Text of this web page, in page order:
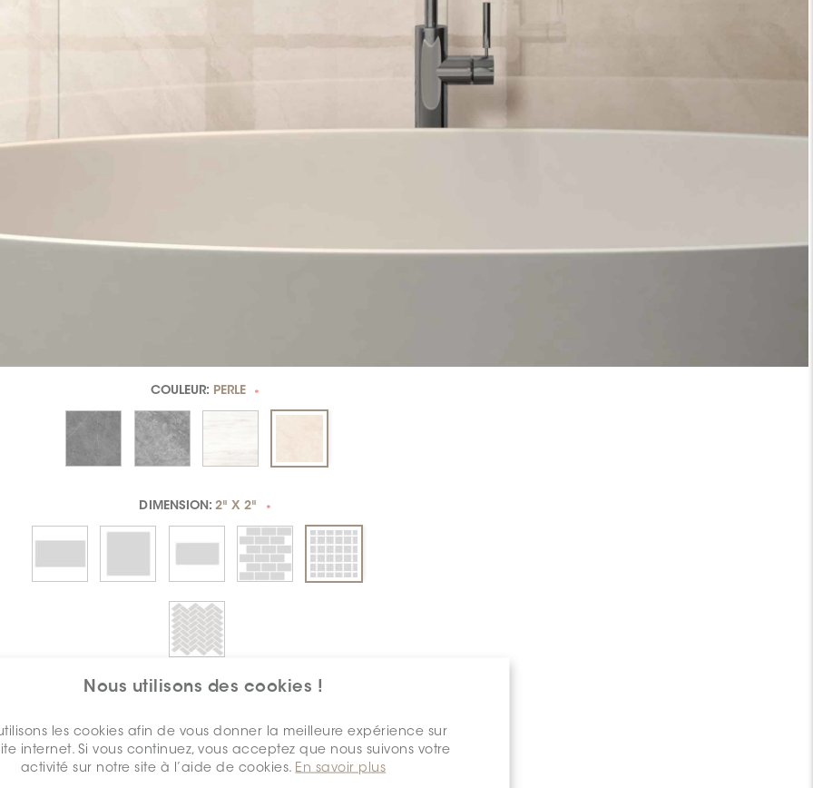
Nous utilisons des cookies !
les cookies afin de vous donner la meilleure expérience sur
internet. Si vous continuez, vous acceptez que nous suivons votre
activité sur notre site à l’aide de cookies. En savoir plus
COULEUR: PERLE *
DIMENSION:2" X 2" *
Mat Poli